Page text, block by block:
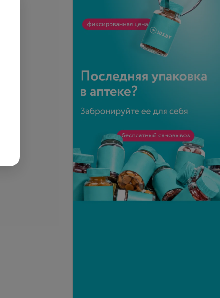
Подробнее